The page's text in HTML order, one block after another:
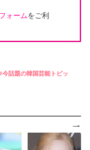
フォームをご利
今話題の韓国芸能トピッ